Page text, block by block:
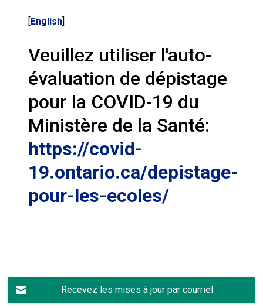
[English]
Veuillez utiliser l'auto-
évaluation de dépistage
pour la COVID-19 du
Ministère de la Santé:
https://covid-
19.ontario.ca/depistage-
pour-les-ecoles/
Recevez les mises à jour par courriel